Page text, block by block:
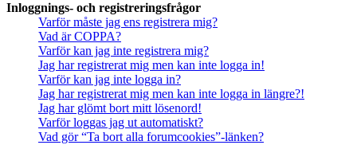
Inloggnings- och registreringsfrågor
Varför måste jag ens registrera mig?
Vad är COPPA?
Varför kan jag inte registrera mig?
Jag har registrerat mig men kan inte logga in!
Varför kan jag inte logga in?
Jag har registrerat mig men kan inte logga in längre?!
Jag har glömt bort mitt lösenord!
Varför loggas jag ut automatiskt?
Vad gör “Ta bort alla forumcookies”-länken?